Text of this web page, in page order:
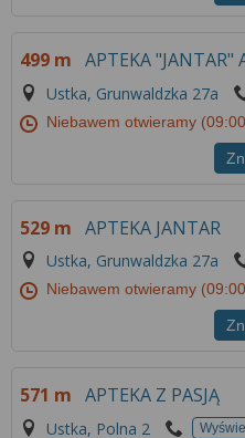
499 m APTEKA "JANTAR"
Ustka, Grunwaldzka 27a
Niebawem otwieramy
529 m APTEKA JANTAR
Ustka, Grunwaldzka 27a
Niebawem otwieramy
571 m APTEKA Z PASJĄ
Ustka, Polna 2